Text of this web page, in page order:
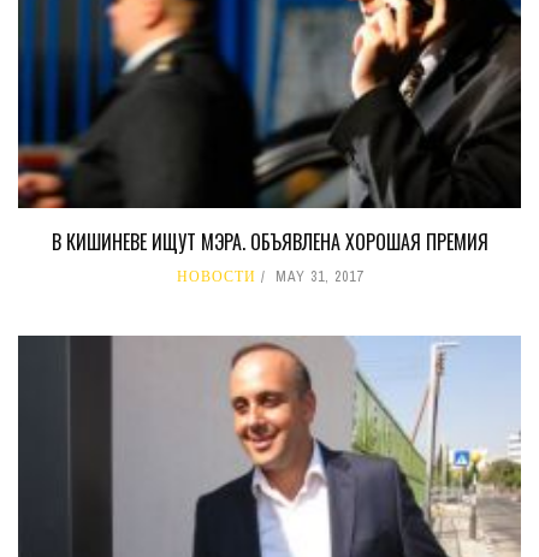
В КИШИНЕВЕ ИЩУТ МЭРА. ОБЪЯВЛЕНА ХОРОШАЯ ПРЕМИЯ
НОВОСТИ MAY 31, 2017